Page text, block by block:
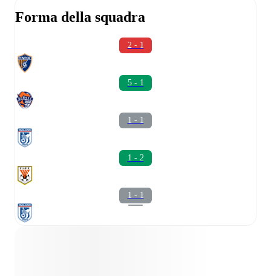
Forma della squadra
2 - 1
5 - 1
1 - 1
1 - 2
1 - 1